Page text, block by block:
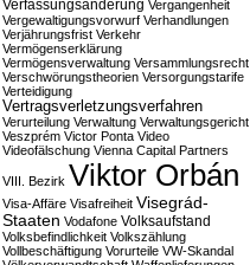
Verfassungsänderung Vergangenheit
Vergewaltigungsvorwurf Verhandlungen
Verjährungsfrist Verkehr
Vermögenserklärung
Vermögensverwaltung Versammlungsrecht
Verschwörungstheorien Versorgungstarife
Verteidigung
Vertragsverletzungsverfahren
Verurteilung Verwaltung Verwaltungsgericht
Veszprém Victor Ponta Video
Videofälschung Vienna Capital Partners
VIII. Bezirk Viktor Orbán
Visa-Affäre Visafreiheit Visegrád-
Staaten Vodafone Volksaufstand
Volksbefindlichkeit Volkszählung
Vollbeschäftigung Vorurteile VW-Skandal